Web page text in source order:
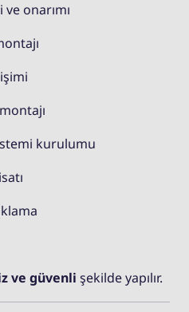
onarımı
kurulumu
ve güvenli şekilde yapılır.